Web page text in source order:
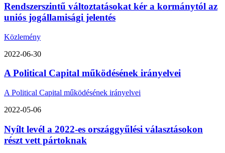
Rendszerszintű változtatásokat kér a kormánytól az
uniós jogállamisági jelentés
Közlemény
2022-06-30
A Political Capital működésének irányelvei
A Political Capital működésének irányelvei
2022-05-06
Nyílt levél a 2022-es országgyűlési választásokon
részt vett pártoknak